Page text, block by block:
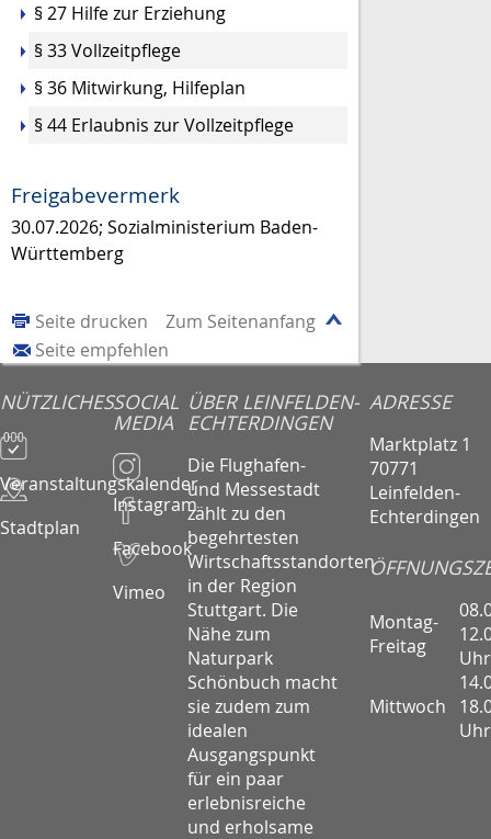
§ 27 Hilfe zur Erziehung
§ 33 Vollzeitpflege
§ 36 Mitwirkung, Hilfeplan
§ 44 Erlaubnis zur Vollzeitpflege
Freigabevermerk
30.07.2026; Sozialministerium Baden-
Württemberg
Zum Seitenanfang
Seite drucken
Seite empfehlen
NÜTZLICHES
Veranstaltungskalender
Stadtplan
SOCIAL
MEDIA
Instagram
Facebook
Vimeo
ÜBER LEINFELDEN-
ECHTERDINGEN
Die Flughafen-
und Messestadt
zählt zu den
begehrtesten
Wirtschaftsstandorten
in der Region
Stuttgart. Die
Nähe zum
Naturpark
Schönbuch macht
sie zudem zum
idealen
Ausgangspunkt
für ein paar
erlebnisreiche
und erholsame
ADRESSE
Marktplatz 1
70771
Leinfelden-
Echterdingen
Montag-
Freitag
Uhr
Mittwoch
Uhr